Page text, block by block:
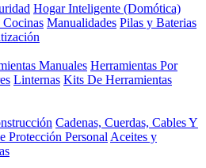
Hogar Inteligente (Domótica)
Manualidades Pilas y Baterias
Manuales Herramientas Por
Linternas Kits De Herramientas
Cadenas, Cuerdas, Cables Y
Protección Personal Aceites y